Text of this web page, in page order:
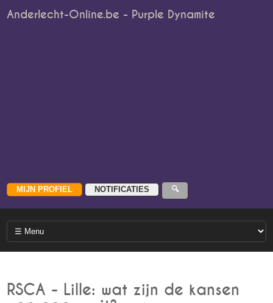
Anderlecht-Online.be - Purple Dynamite
RSCA - Lille: wat zijn de kansen